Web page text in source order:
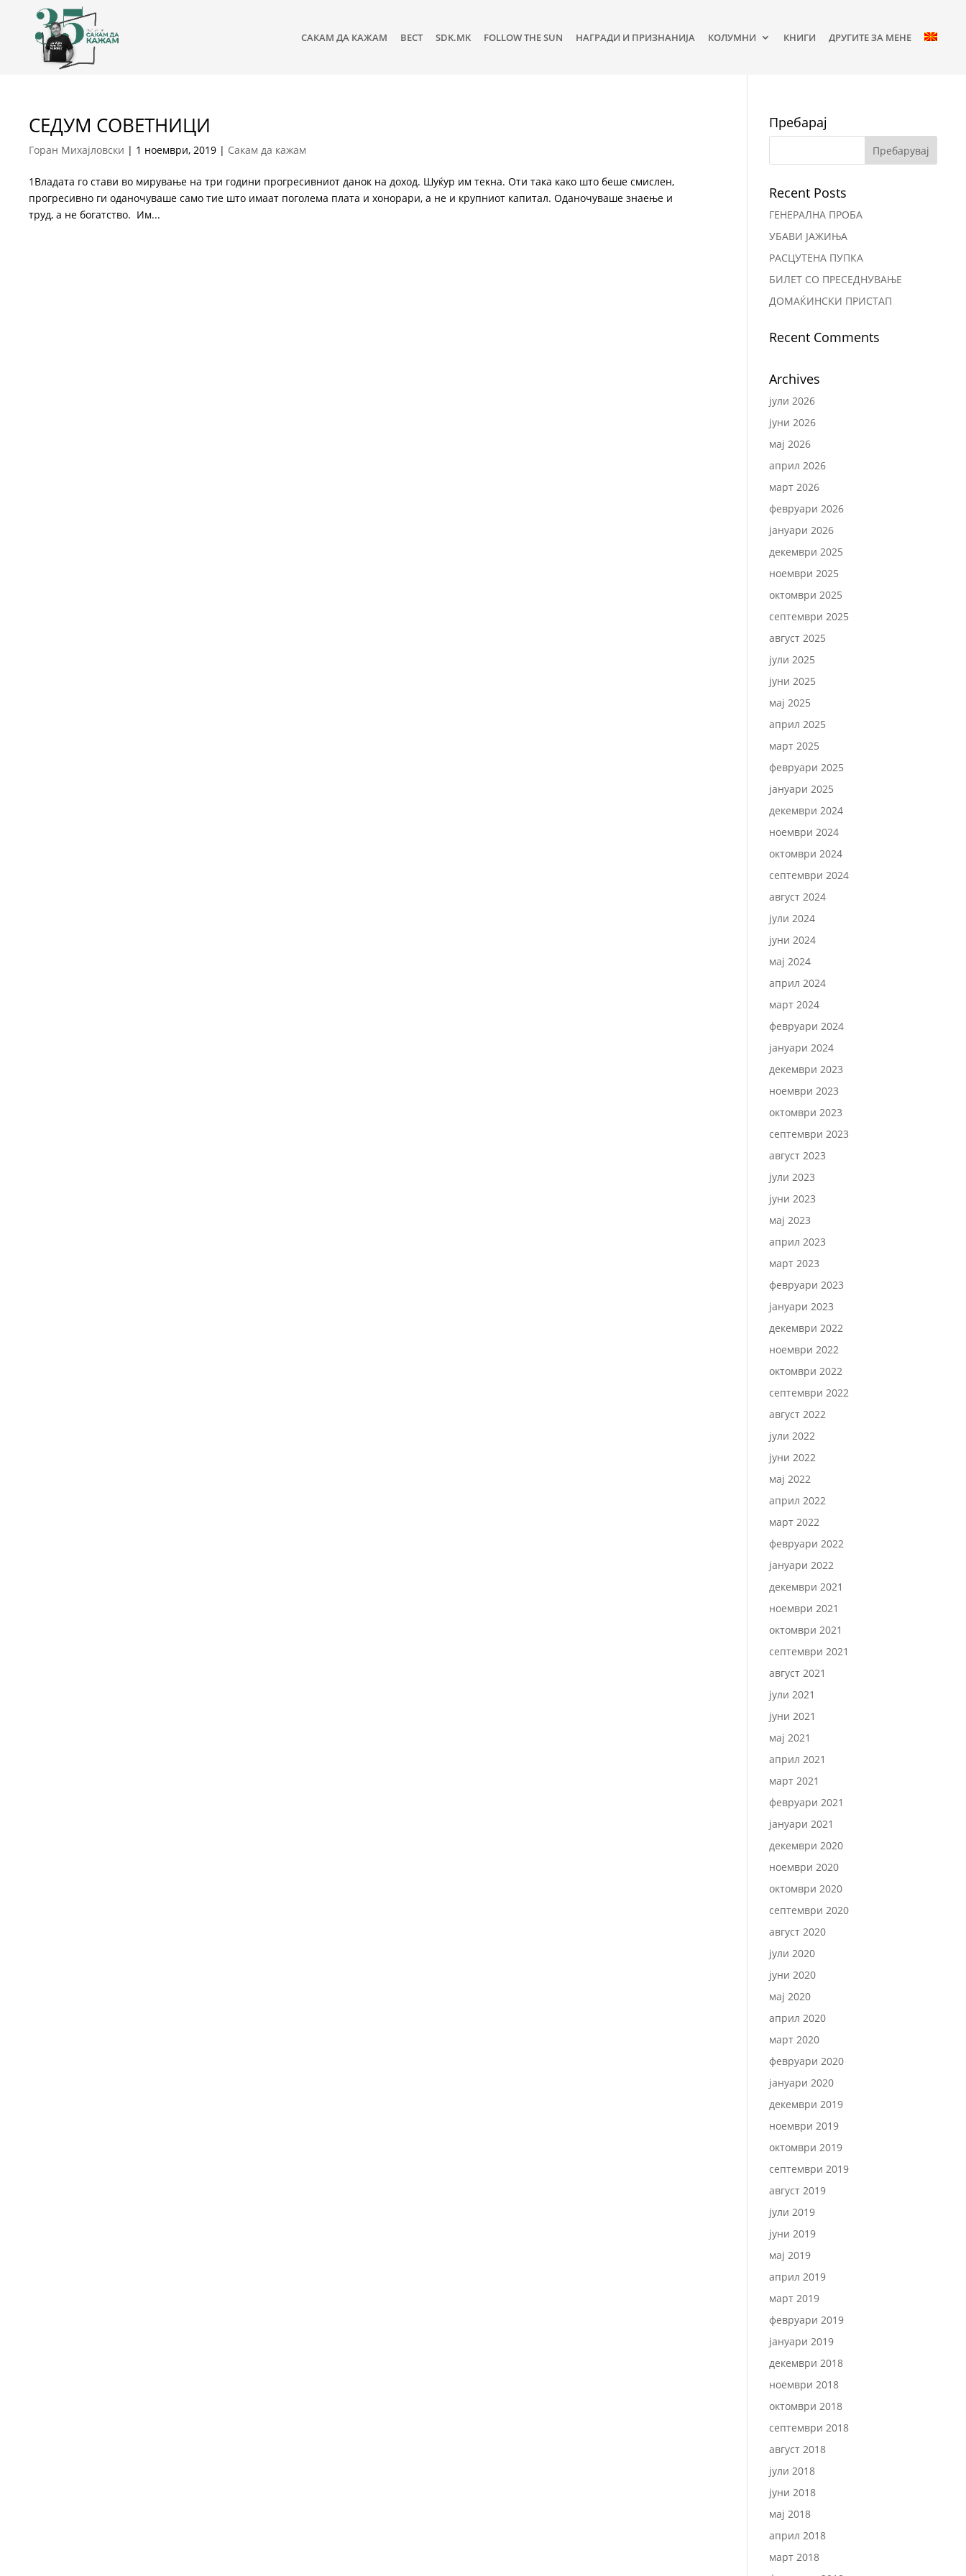
САКАМ ДА КАЖАМ ВЕСТ SDK.MK FOLLOW THE SUN НАГРАДИ И ПРИЗНАНИЈА КОЛУМНИ КНИГИ ДРУГИТЕ ЗА МЕНЕ
СЕДУМ СОВЕТНИЦИ
Горан Михајловски | 1 ноември, 2019 | Сакам да кажам
1Владата го стави во мирување на три години прогресивниот данок на доход. Шуќур им текна. Оти така како што беше смислен,
прогресивно ги оданочуваше само тие што имаат поголема плата и хонорари, а не и крупниот капитал. Оданочуваше знаење и
труд, а не богатство. Им...
Пребарај
Recent Posts
ГЕНЕРАЛНА ПРОБА
УБАВИ ЈАЖИЊА
РАСЦУТЕНА ПУПКА
БИЛЕТ СО ПРЕСЕДНУВАЊЕ
ДОМАЌИНСКИ ПРИСТАП
Recent Comments
Archives
јули 2026
јуни 2026
мај 2026
април 2026
март 2026
февруари 2026
јануари 2026
декември 2025
ноември 2025
октомври 2025
септември 2025
август 2025
јули 2025
јуни 2025
мај 2025
април 2025
март 2025
февруари 2025
јануари 2025
декември 2024
ноември 2024
октомври 2024
септември 2024
август 2024
јули 2024
јуни 2024
мај 2024
април 2024
март 2024
февруари 2024
јануари 2024
декември 2023
ноември 2023
октомври 2023
септември 2023
август 2023
јули 2023
јуни 2023
мај 2023
април 2023
март 2023
февруари 2023
јануари 2023
декември 2022
ноември 2022
октомври 2022
септември 2022
август 2022
јули 2022
јуни 2022
мај 2022
април 2022
март 2022
февруари 2022
јануари 2022
декември 2021
ноември 2021
октомври 2021
септември 2021
август 2021
јули 2021
јуни 2021
мај 2021
април 2021
март 2021
февруари 2021
јануари 2021
декември 2020
ноември 2020
октомври 2020
септември 2020
август 2020
јули 2020
јуни 2020
мај 2020
април 2020
март 2020
февруари 2020
јануари 2020
декември 2019
ноември 2019
октомври 2019
септември 2019
август 2019
јули 2019
јуни 2019
мај 2019
април 2019
март 2019
февруари 2019
јануари 2019
декември 2018
ноември 2018
октомври 2018
септември 2018
август 2018
јули 2018
јуни 2018
мај 2018
април 2018
март 2018